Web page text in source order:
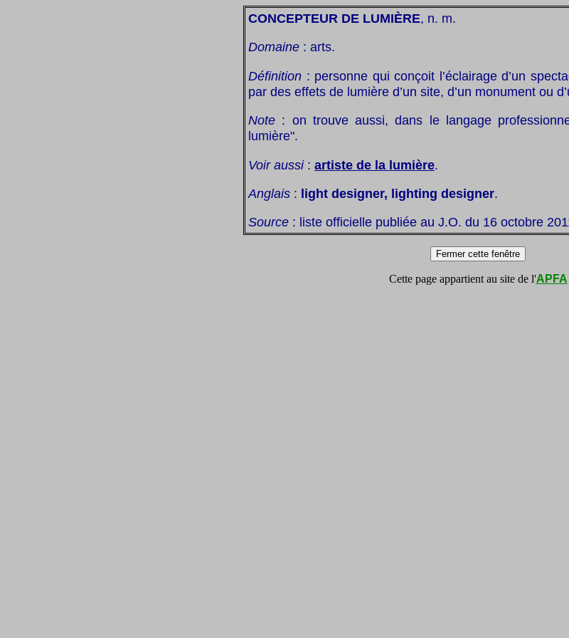
CONCEPTEUR DE LUMIÈRE, n. m.
Domaine : arts.
Définition : personne qui conçoit l’éclairage d’un
par des effets de lumière d’un site, d’un monument ou
Note : on trouve aussi, dans le langage
lumière".
Voir aussi: artiste de la lumière.
Anglais : light designer, lighting designer.
Source : liste officielle publiée au J.O. du 16 octobre
Cette page appartient au site de l'APFA